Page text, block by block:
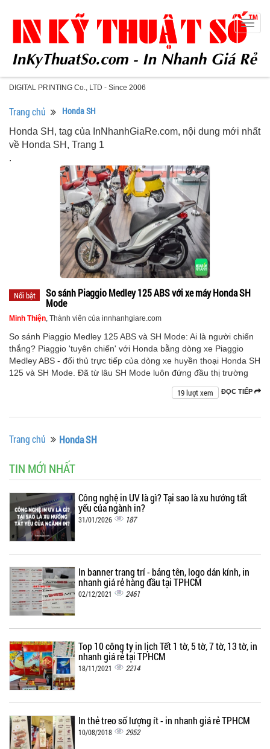
DIGITAL PRINTING Co., LTD - Since 2006
Trang chủ Honda SH
Honda SH, tag của InNhanhGiaRe.com, nội dung mới nhất
về Honda SH, Trang 1
.
Nổi bật
So sánh Piaggio Medley 125 ABS với xe máy Honda SH
Mode
Minh Thiện, Thành viên của innhanhgiare.com
So sánh Piaggio Medley 125 ABS và SH Mode: Ai là người chiến
thắng? Piaggio 'tuyên chiến' với Honda bằng dòng xe Piaggio
Medley ABS - đối thủ trực tiếp của dòng xe huyền thoại Honda SH
125 và SH Mode. Đã từ lâu SH Mode luôn đứng đầu thị trường
ĐỌC TIẾP
19 lượt xem
Trang chủ Honda SH
TIN MỚI NHẤT
Công nghệ in UV là gì? Tại sao là xu hướng tất
yếu của ngành in?
31/01/2026 187
In banner trang trí - bảng tên, logo dán kính, in
nhanh giá rẻ hàng đầu tại TPHCM
02/12/2021 2461
Top 10 công ty in lịch Tết 1 tờ, 5 tờ, 7 tờ, 13 tờ, in
nhanh giá rẻ tại TPHCM
18/11/2021 2214
In thẻ treo số lượng ít - in nhanh giá rẻ TPHCM
10/08/2018 2952